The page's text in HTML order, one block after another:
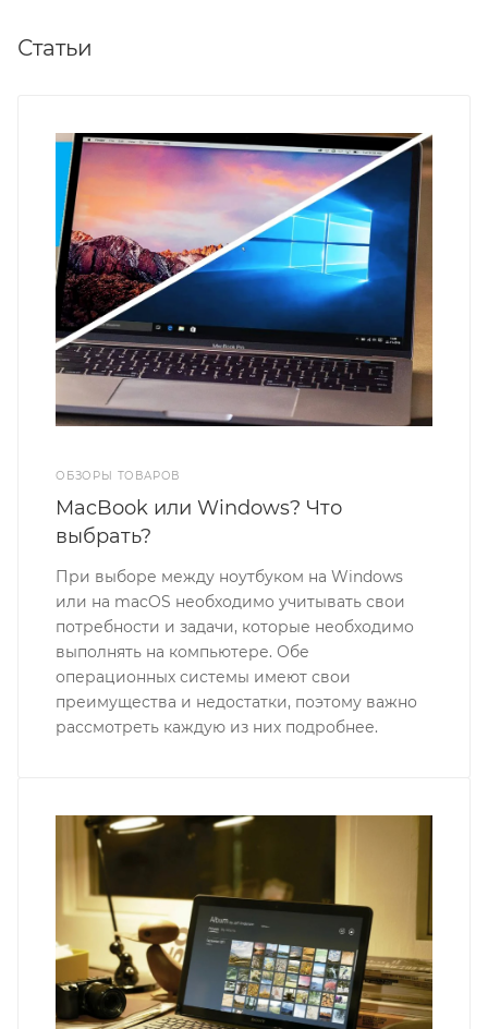
Статьи
ОБЗОРЫ ТОВАРОВ
MacBook или Windows? Что
выбрать?
При выборе между ноутбуком на Windows
или на macOS необходимо учитывать свои
потребности и задачи, которые необходимо
выполнять на компьютере. Обе
операционных системы имеют свои
преимущества и недостатки, поэтому важно
рассмотреть каждую из них подробнее.